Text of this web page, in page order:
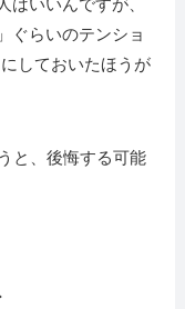
はいいんですが、
ぐらいのテンショ
にしておいたほうが
と、後悔する可能